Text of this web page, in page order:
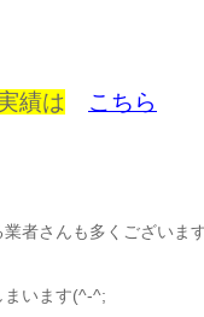
績は こちら
者さんも多くございま
まいます(^-^;